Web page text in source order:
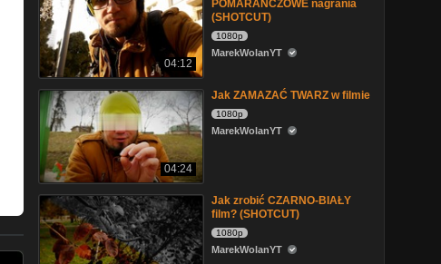
04:12
POMARAŃCZOWE nagrania
(SHOTCUT)
1080p
MarekWolanYT
04:24
Jak ZAMAZAĆ TWARZ w filmie
1080p
MarekWolanYT
Jak zrobić CZARNO-BIAŁY
film? (SHOTCUT)
1080p
MarekWolanYT